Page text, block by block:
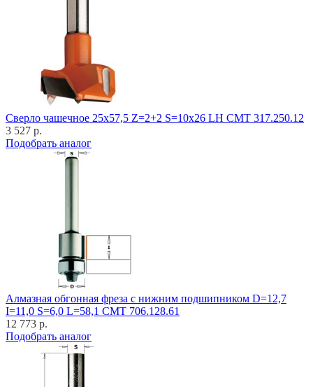
Cверло чашечное 25x57,5 Z=2+2 S=10x26 LH CMT 317.250.12
3 527 р.
Подобрать аналог
Алмазная обгонная фреза с нижним подшипником D=12,7
I=11,0 S=6,0 L=58,1 CMT 706.128.61
12 773 р.
Подобрать аналог